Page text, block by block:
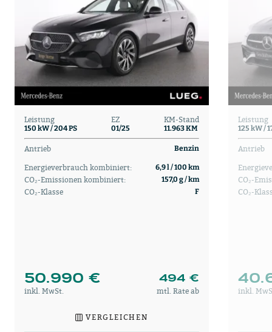
Leistung
150 kW / 204 PS
EZ
01/25
KM-Stand
11.963 KM
Antrieb Benzin
Energieverbrauch kombiniert: 6,9 l / 100 km
CO₂-Emissionen kombiniert: 157,0 g / km
CO₂-Klasse F
50.990 € 494 €
inkl. MwSt. mtl. Rate ab
VERGLEICHEN
Leistung
125 kW /
Antrieb
CO₂-
CO₂-
inkl.